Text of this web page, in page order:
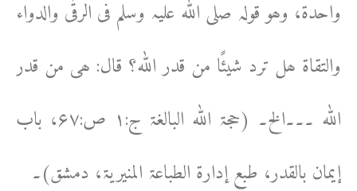
واحدۃ، وھو قولہ صلی اللہ علیہ وسلم فی الرقٰی والدواء
والتقاۃ ھل ترد شیئًا من قدر اللہ؟ قال: ھی من قدر
اللہ ۔۔۔الخ۔ (حجۃ اللہ البالغۃ ج:۱ ص:۶۷، باب
إیمان بالقدر، طبع إدارۃ الطباعۃ المنیریۃ، دمشق)۔